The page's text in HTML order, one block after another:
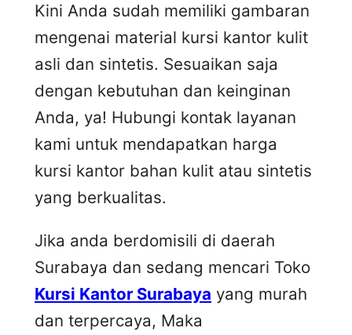
Kini Anda sudah memiliki gambaran
mengenai material kursi kantor kulit
asli dan sintetis. Sesuaikan saja
dengan kebutuhan dan keinginan
Anda, ya! Hubungi kontak layanan
kami untuk mendapatkan harga
kursi kantor bahan kulit atau sintetis
yang berkualitas.
Jika anda berdomisili di daerah
Surabaya dan sedang mencari Toko
Kursi Kantor Surabaya yang murah
dan terpercaya, Maka